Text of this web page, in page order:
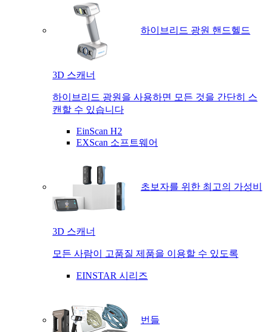
하이브리드 광원 핸드헬드
3D 스캐너
하이브리드 광원을 사용하면 모든 것을 간단히 스
캔할 수 있습니다
EinScan H2
EXScan 소프트웨어
초보자를 위한 최고의 가성비
3D 스캐너
모든 사람이 고품질 제품을 이용할 수 있도록
EINSTAR 시리즈
번들